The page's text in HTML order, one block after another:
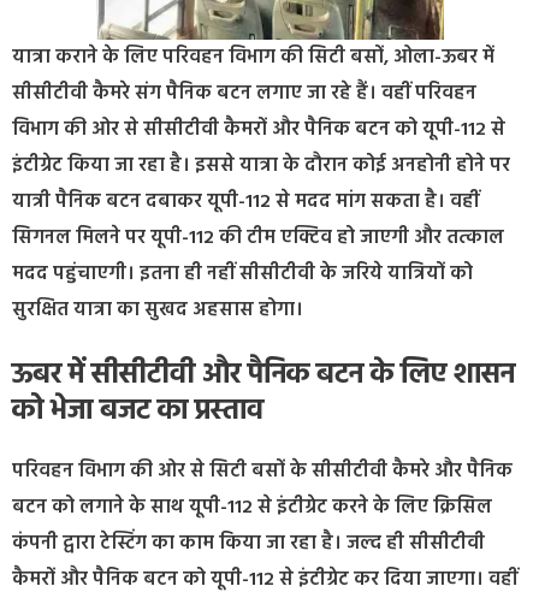
यात्रा कराने के लिए परिवहन विभाग की सिटी बसों, ओला-ऊबर में
सीसीटीवी कैमरे संग पैनिक बटन लगाए जा रहे हैं। वहीं परिवहन
विभाग की ओर से सीसीटीवी कैमरों और पैनिक बटन को यूपी-112 से
इंटीग्रेट किया जा रहा है। इससे यात्रा के दौरान कोई अनहोनी होने पर
यात्री पैनिक बटन दबाकर यूपी-112 से मदद मांग सकता है। वहीं
सिगनल मिलने पर यूपी-112 की टीम एक्टिव हो जाएगी और तत्काल
मदद पहुंचाएगी। इतना ही नहीं सीसीटीवी के जरिये यात्रियों को
सुरक्षित यात्रा का सुखद अहसास होगा।
ऊबर में सीसीटीवी और पैनिक बटन के लिए शासन
को भेजा बजट का प्रस्ताव
परिवहन विभाग की ओर से सिटी बसों के सीसीटीवी कैमरे और पैनिक
बटन को लगाने के साथ यूपी-112 से इंटीग्रेट करने के लिए क्रिसिल
कंपनी द्वारा टेस्टिंग का काम किया जा रहा है। जल्द ही सीसीटीवी
कैमरों और पैनिक बटन को यूपी-112 से इंटीग्रेट कर दिया जाएगा। वहीं